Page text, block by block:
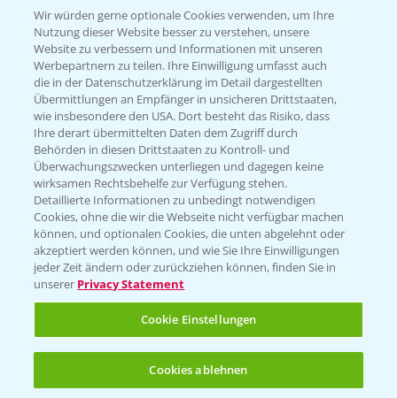
Hilfe in Notfällen
T.+49 (0)214/30-20220
Folgen Sie uns
Allgemeine Nutzungsbedingungen
Datenschutzerklärung
Impressum
Gebrauchshinweise
Wir würden gerne optionale Cookies verwenden, um Ihre
Nutzung dieser Website besser zu verstehen, unsere
Website zu verbessern und Informationen mit unseren
Werbepartnern zu teilen. Ihre Einwilligung umfasst auch
die in der Datenschutzerklärung im Detail dargestellten
Übermittlungen an Empfänger in unsicheren Drittstaaten,
wie insbesondere den USA. Dort besteht das Risiko, dass
Ihre derart übermittelten Daten dem Zugriff durch
Behörden in diesen Drittstaaten zu Kontroll- und
Überwachungszwecken unterliegen und dagegen keine
wirksamen Rechtsbehelfe zur Verfügung stehen.
Detaillierte Informationen zu unbedingt notwendigen
Cookies, ohne die wir die Webseite nicht verfügbar machen
können, und optionalen Cookies, die unten abgelehnt oder
akzeptiert werden können, und wie Sie Ihre Einwilligungen
jeder Zeit ändern oder zurückziehen können, finden Sie in
unserer Privacy Statement
Cookie Einstellungen
Cookies ablehnen